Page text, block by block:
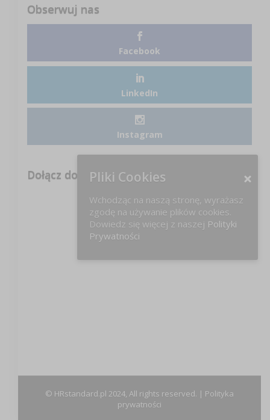
Obserwuj nas
Facebook
LinkedIn
Instagram
Dołącz do nas na FB!
© HRstandard.pl 2024, All rights reserved. | Polityka
prywatności
Pliki Cookies
Wchodząc na naszą stronę, wyrażasz
zgodę na używanie plików cookies.
Dowiedz się więcej z naszej Polityki
Prywatności